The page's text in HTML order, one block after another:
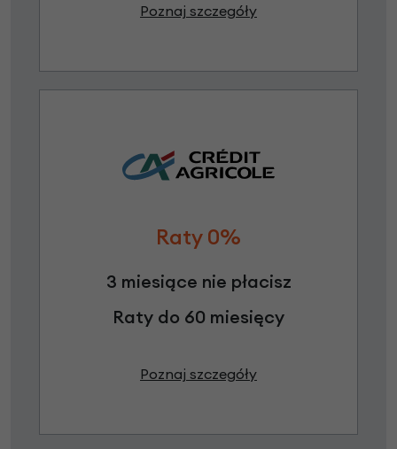
Poznaj szczegóły
Raty 0%
3 miesiące nie płacisz
Raty do 60 miesięcy
Poznaj szczegóły